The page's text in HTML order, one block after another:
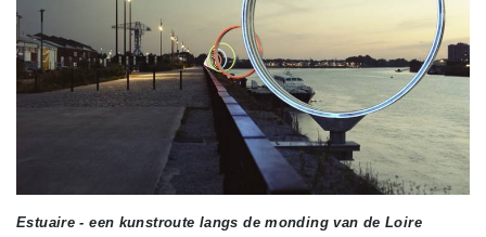
Estuaire - een kunstroute langs de monding van de Loire